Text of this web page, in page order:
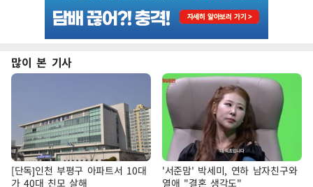
많이 본 기사
[단독]인천 부평구 아파트서 10대
가 40대 친모 살해
'서준맘' 박세미, 연하 남자친구와
열애 "결혼 생각도"